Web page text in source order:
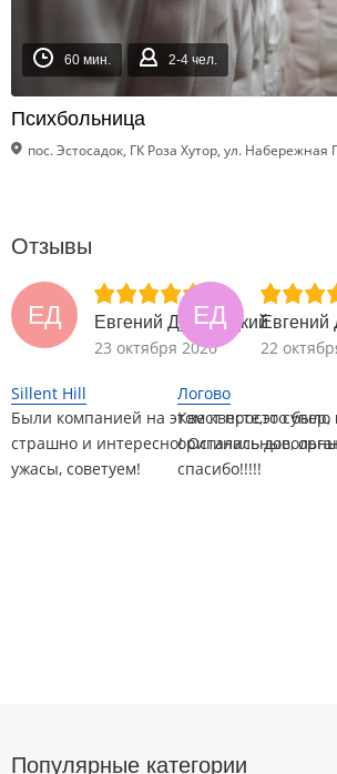
60 мин. 2-4 чел.
Психбольница
пос. Эстосадок, ГК Роза Хутор, ул.
Отзывы
ЕД Евгений Думанецкий
23 октября 2020
Sillent Hill
Были компанией на этом квесте,это
страшно и интересно! Остались
ужасы, советуем!
ЕД Евгений
22
Логово
Квест просто
оригинальные,
спасибо!!!!!
Популярные категории